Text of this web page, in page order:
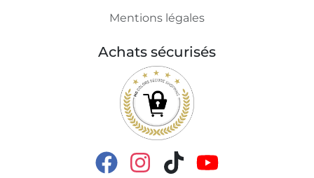
Mentions légales
Achats sécurisés